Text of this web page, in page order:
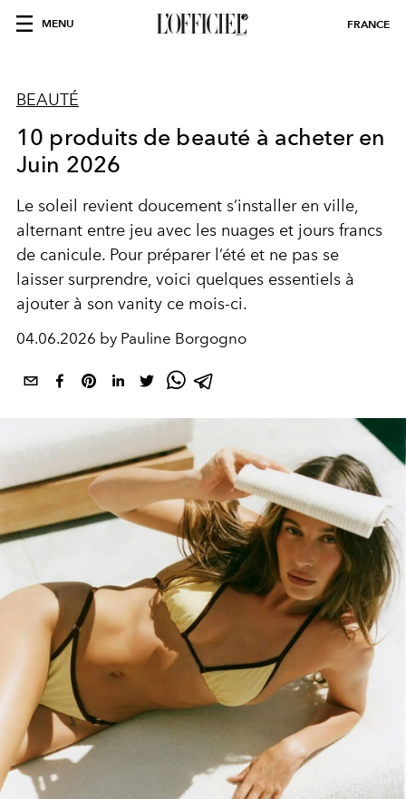
MENU FRANCE
BEAUTÉ
10 produits de beauté à acheter en
Juin 2026
Le soleil revient doucement s’installer en ville,
alternant entre jeu avec les nuages et jours francs
de canicule. Pour préparer l’été et ne pas se
laisser surprendre, voici quelques essentiels à
ajouter à son vanity ce mois-ci.
04.06.2026 by Pauline Borgogno